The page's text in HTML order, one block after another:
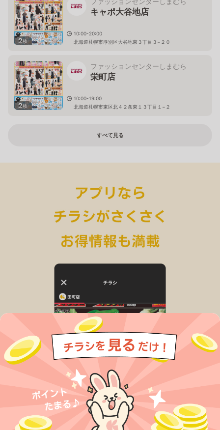
2枚
キャポ大谷地店
10:00-20:00
北海道札幌市厚別区大谷地東３丁目３−２０
2枚
ファッションセンターしまむら
栄町店
10:00-19:00
北海道札幌市東区北４２条東１３丁目１−２
すべて見る